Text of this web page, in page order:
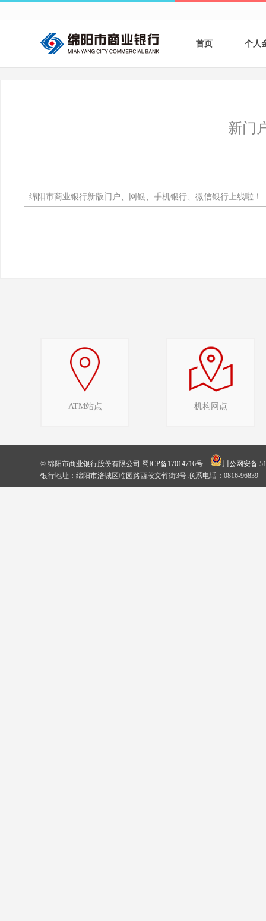
首页 个人
财富
新门
绵阳市商业银行新版门户、网银、手机银行、微信银行上线啦！
ATM站点 机构网点
© 绵阳市商业银行股份有限公司 蜀ICP备17014716号
川公网安备
银行地址：绵阳市涪城区临园路西段文竹街3号 联系电话：0816-96839